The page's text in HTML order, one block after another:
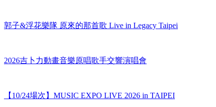
郭子&浮花樂隊 原來的那首歌 Live in Legacy Taipei
2026吉卜力動畫音樂原唱歌手交響演唱會
【10/24場次】MUSIC EXPO LIVE 2026 in TAIPEI